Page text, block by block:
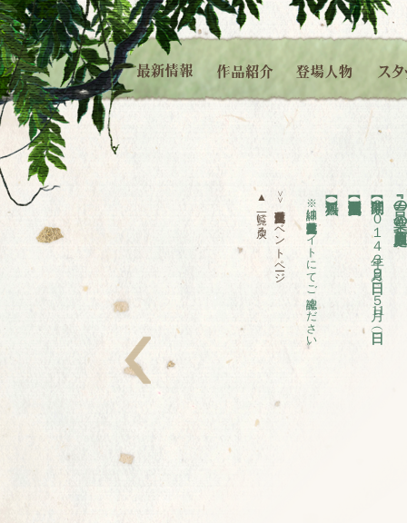
『言の葉の庭』原画展
【開催期間】２０１４年３月９日（日）～５月
11
※詳細は奈良県立万葉文化館公式サイトにてご確認ください。
>>
奈良県立万葉文化館イベントページ
▲
一覧に戻る